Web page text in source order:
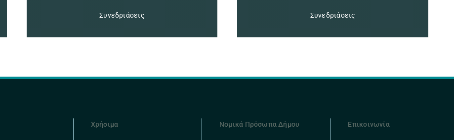
Συνεδριάσεις Συνεδριάσεις
Χρήσιμα Νομικά Πρόσωπα Δήμου Επικοινωνία